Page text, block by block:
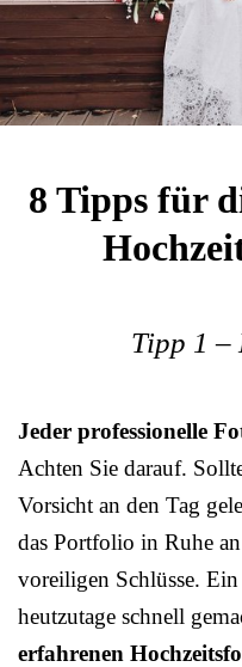
8 Tipps für
Tipp 1 –
Jeder professionelle
Achten Sie darauf.
Vorsicht an den Tag
das Portfolio in Ruhe
voreiligen Schlüsse.
heutzutage schnell
erfahrenen